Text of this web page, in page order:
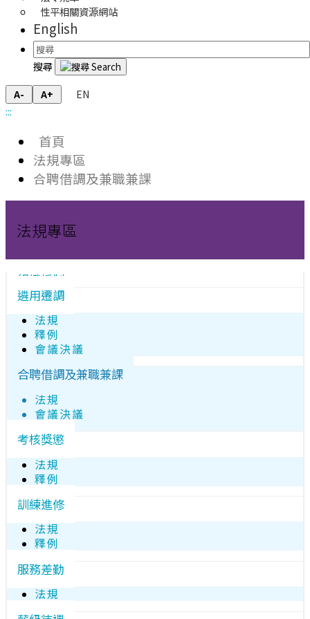
性平相關資源網站
English
搜尋
A- A+
EN
:::
首頁
法規專區
合聘借調及兼職兼課
法規專區
組織編制
遴用遷調
法規
釋例
會議決議
合聘借調及兼職兼課
法規
會議決議
考核獎懲
法規
釋例
訓練進修
法規
釋例
服務差勤
法規